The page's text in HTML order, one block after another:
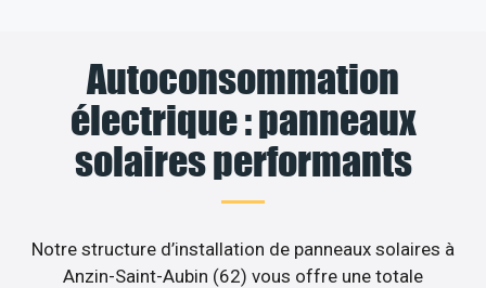
Autoconsommation
électrique : panneaux
solaires performants
Notre structure d’installation de panneaux solaires à
Anzin-Saint-Aubin (62) vous offre une totale